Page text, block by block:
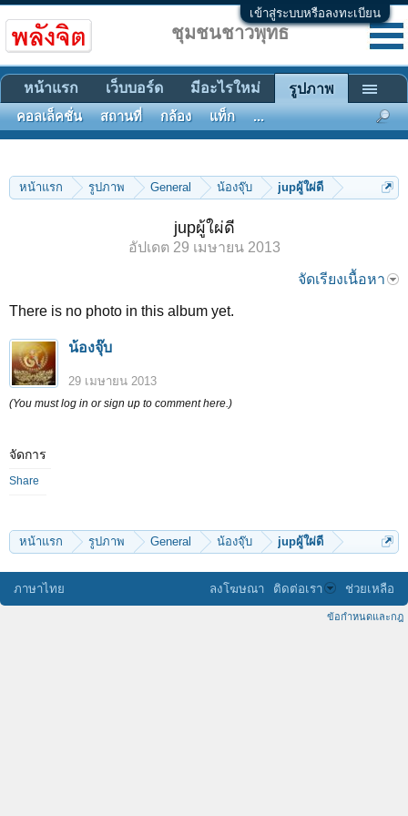
เข้าสู่ระบบหรือลงทะเบียน
หน้าแรก รูปภาพ General น้องจุ๊บ jupผู้ใผ่ดี
jupผู้ใผ่ดี
อัปเดต 29 เมษายน 2013
จัดเรียงเนื้อหา
There is no photo in this album yet.
น้องจุ๊บ
29 เมษายน 2013
(You must log in or sign up to comment here.)
จัดการ
Share
หน้าแรก รูปภาพ General น้องจุ๊บ jupผู้ใผ่ดี
ชุมชนชาวพุทธ
หน้าแรก เว็บบอร์ด มีอะไรใหม่ รูปภาพ
คอลเล็คชั่น สถานที่ กล้อง แท็ก ...
ภาษาไทย ลงโฆษณา ติดต่อเรา ช่วยเหลือ
ข้อกำหนดและกฎ